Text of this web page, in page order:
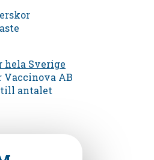
hela Sverige
Vaccinova AB
till antalet